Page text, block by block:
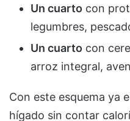
Un cuarto con
legumbres,
Un cuarto con
arroz integral,
Con este esquema ya
hígado sin contar